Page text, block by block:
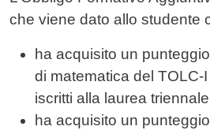
che viene dato allo studente
ha acquisito un
di matematica del TOLC-
iscritti alla laurea
ha acquisito un